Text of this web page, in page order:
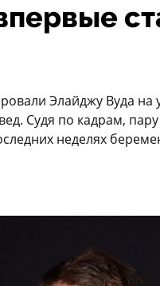
Элайджу Вуда на
Судя по кадрам,
неделях